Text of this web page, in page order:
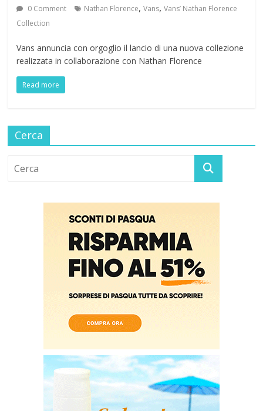
0 Comment
Nathan Florence,Vans,Vans’ Nathan Florence
Collection
Vans annuncia con orgoglio il lancio di una nuova collezione
realizzata in collaborazione con Nathan Florence
Read more
Cerca